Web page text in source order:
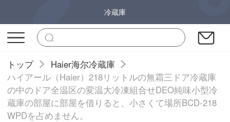
冷蔵庫
トップ
Haier海尔冷蔵庫
ハイアール（Haier）218リットルの無霜三ドア冷蔵庫
の中のドア全温区の変温大冷凍組合せDEO純味小型冷
蔵庫の部屋に部屋を借りると、小さくて場所BCD-218
WPDを占めません。